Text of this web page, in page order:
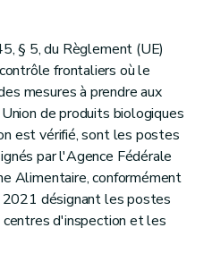
§ 5, du Règlement (UE)
frontaliers où le
mesures à prendre aux
de produits biologiques
est vérifié, sont les postes
par l'Agence Fédérale
Alimentaire, conformément
désignant les postes
d'inspection et les